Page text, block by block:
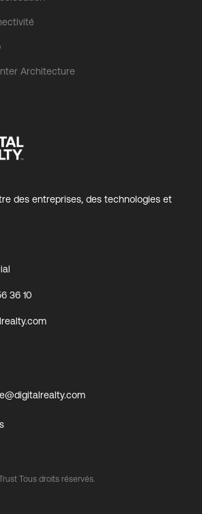
Architecture
des entreprises, des technologies et
36 10
Tous droits réservés.